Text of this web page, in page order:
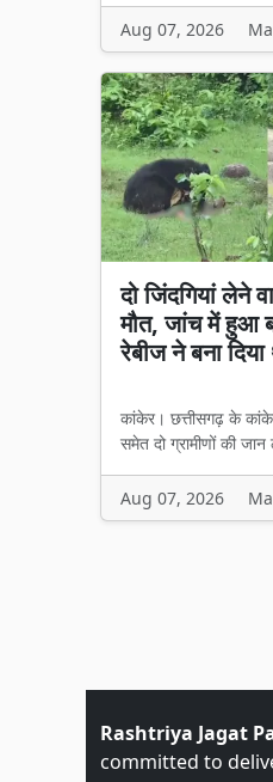
Aug 07, 2026
दो जिंदगियां लेने
मौत, जांच में हुआ
रेबीज ने बना
कांकेर। छत्तीसगढ़ के
समेत दो ग्रामीणों की
Aug 07, 2026
Rashtriya Jagat
committed to